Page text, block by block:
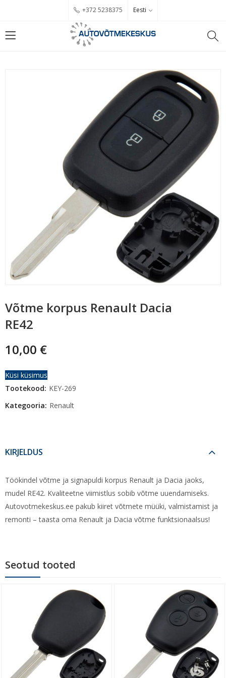
+372 5238375 Eesti
Võtme korpus Renault Dacia
RE42
10,00 €
Küsi küsimus
Tootekood: KEY-269
Kategooria: Renault
KIRJELDUS
Töökindel võtme ja signapuldi korpus Renault ja Dacia jaoks,
mudel RE42. Kvaliteetne viimistlus sobib võtme uuendamiseks.
Autovotmekeskus.ee pakub kiiret võtmete müüki, valmistamist ja
remonti – taasta oma Renault ja Dacia võtme funktsionaalsus!
Seotud tooted